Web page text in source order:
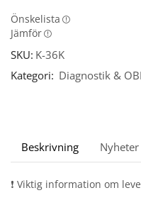
Önskelista
Jämför
SKU: K-36K
Kategori: Diagnostik &
Beskrivning Nyheter
❗ Viktig information om